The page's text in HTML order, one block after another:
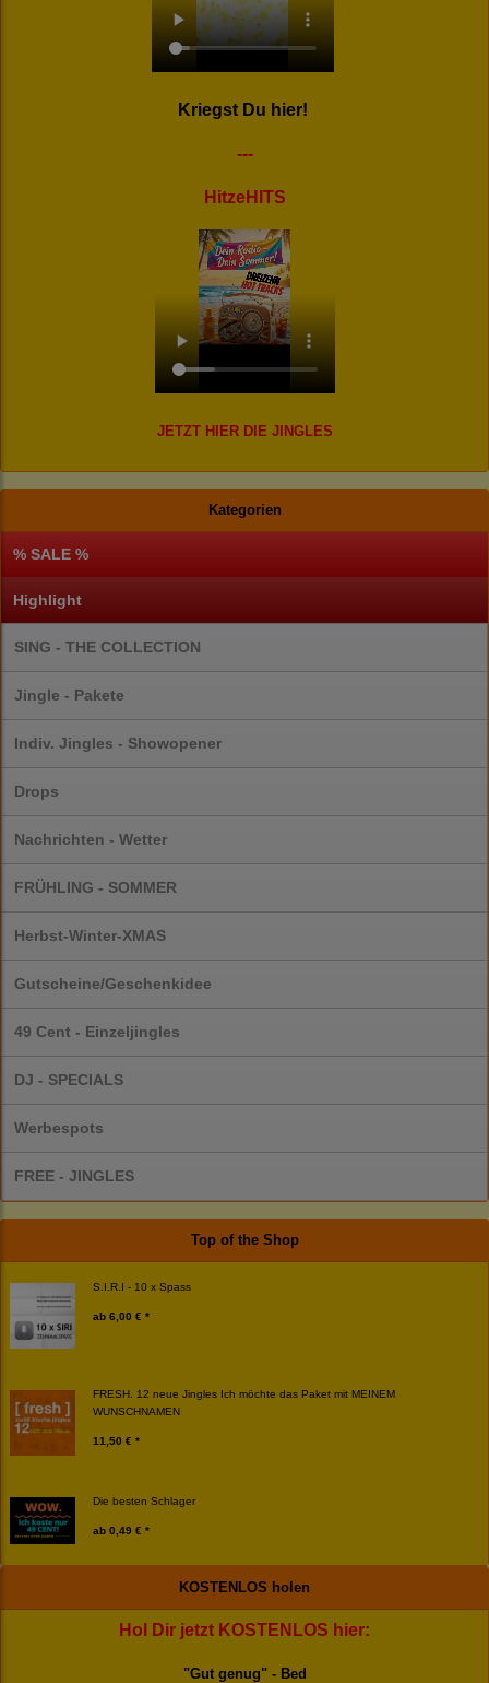
Kriegst Du hier!
---
HitzeHITS
JETZT HIER DIE JINGLES
Kategorien
% SALE %
Highlight
SING - THE COLLECTION
Jingle - Pakete
Indiv. Jingles - Showopener
Drops
Nachrichten - Wetter
FRÜHLING - SOMMER
Herbst-Winter-XMAS
Gutscheine/Geschenkidee
49 Cent - Einzeljingles
DJ - SPECIALS
Werbespots
FREE - JINGLES
Top of the Shop
S.I.R.I - 10 x Spass
ab 6,00 € *
FRESH. 12 neue Jingles Ich möchte das Paket mit MEINEM
WUNSCHNAMEN
11,50 € *
Die besten Schlager
ab 0,49 € *
KOSTENLOS holen
Hol Dir jetzt KOSTENLOS hier:
"Gut genug" - Bed